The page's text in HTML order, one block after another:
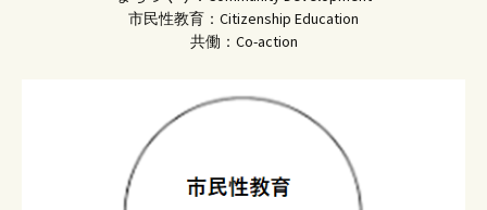
市民性教育：Citizenship Education
共働：Co-action